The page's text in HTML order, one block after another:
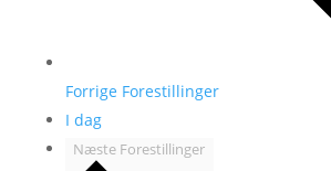
Forrige Forestillinger
I dag
Næste Forestillinger